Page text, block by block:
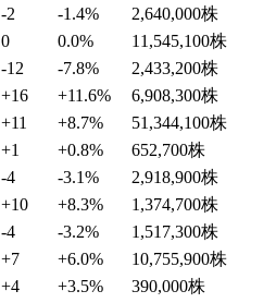
-2 -1.4% 2,640,000株
0 0.0% 11,545,100株
-12 -7.8% 2,433,200株
+16 +11.6% 6,908,300株
+11 +8.7% 51,344,100株
+1 +0.8% 652,700株
-4 -3.1% 2,918,900株
+10 +8.3% 1,374,700株
-4 -3.2% 1,517,300株
+7 +6.0% 10,755,900株
+4 +3.5% 390,000株